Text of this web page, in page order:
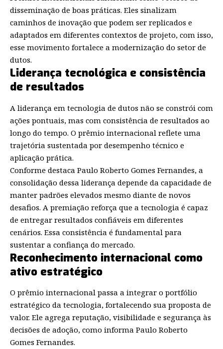
disseminação de boas práticas. Eles sinalizam
caminhos de inovação que podem ser replicados e
adaptados em diferentes contextos de projeto, com isso,
esse movimento fortalece a modernização do setor de
dutos.
Liderança tecnológica e consistência
de resultados
A liderança em tecnologia de dutos não se constrói com
ações pontuais, mas com consistência de resultados ao
longo do tempo. O prêmio internacional reflete uma
trajetória sustentada por desempenho técnico e
aplicação prática.
Conforme destaca Paulo Roberto Gomes Fernandes, a
consolidação dessa liderança depende da capacidade de
manter padrões elevados mesmo diante de novos
desafios. A premiação reforça que a tecnologia é capaz
de entregar resultados confiáveis em diferentes
cenários. Essa consistência é fundamental para
sustentar a confiança do mercado.
Reconhecimento internacional como
ativo estratégico
O prêmio internacional passa a integrar o portfólio
estratégico da tecnologia, fortalecendo sua proposta de
valor. Ele agrega reputação, visibilidade e segurança às
decisões de adoção, como informa Paulo Roberto
Gomes Fernandes.